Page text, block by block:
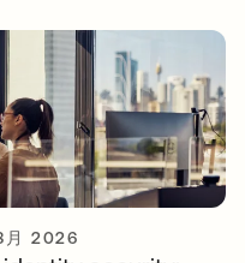
月 2026